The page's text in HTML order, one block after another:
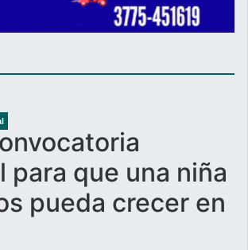
para que una niña
pueda crecer en